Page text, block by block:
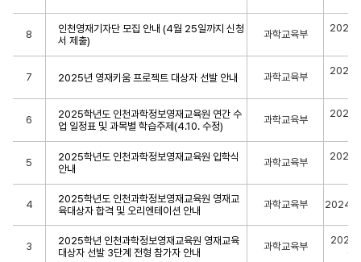
8
인천영재기자단 모집 안내 (4월 25일까지 신청
서 제출)
과학교육부
7 2025년 영재키움 프로젝트 대상자 선발 안내 과학교육부
6
2025학년도 인천과학정보영재교육원 연간 수
업 일정표 및 과목별 학습주제(4.10. 수정)
과학교육부
5
2025학년도 인천과학정보영재교육원 입학식
안내
과학교육부
4
2025학년도 인천과학정보영재교육원 영재교
육대상자 합격 및 오리엔테이션 안내
과학교육부 2024-
3
2025학년 인천과학정보영재교육원 영재교육
대상자 선발 3단계 전형 참가자 안내
과학교육부
05